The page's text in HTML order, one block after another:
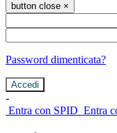
button close ×
Password dimenticata?
-
Entra con SPID Entra